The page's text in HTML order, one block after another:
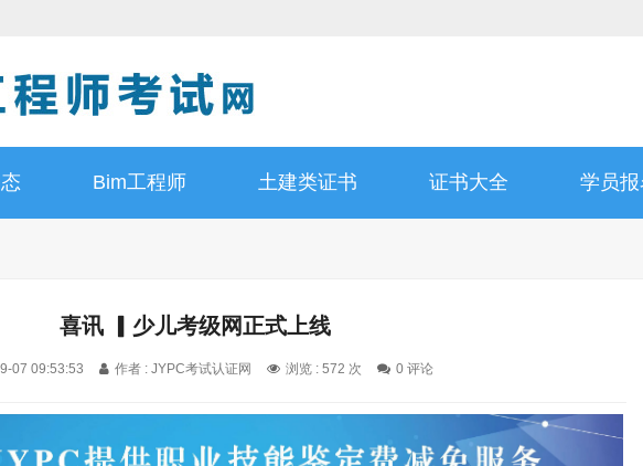
Bim工程师 土建类证书 证书大全 学员
喜讯 ▎少儿考级网正式上线
07 09:53:53 作者 : JYPC考试认证网 浏览 : 572 次 0 评论